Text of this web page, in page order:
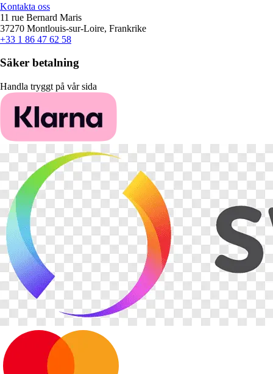
Kontakta oss
11 rue Bernard Maris
37270 Montlouis-sur-Loire, Frankrike
+33 1 86 47 62 58
Säker betalning
Handla tryggt på vår sida